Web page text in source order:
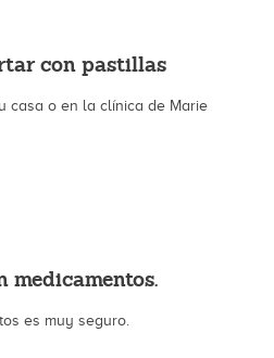
con pastillas
casa o en la clínica de Marie
medicamentos.
es muy seguro.